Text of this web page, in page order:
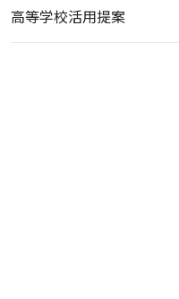
高等学校活用提案